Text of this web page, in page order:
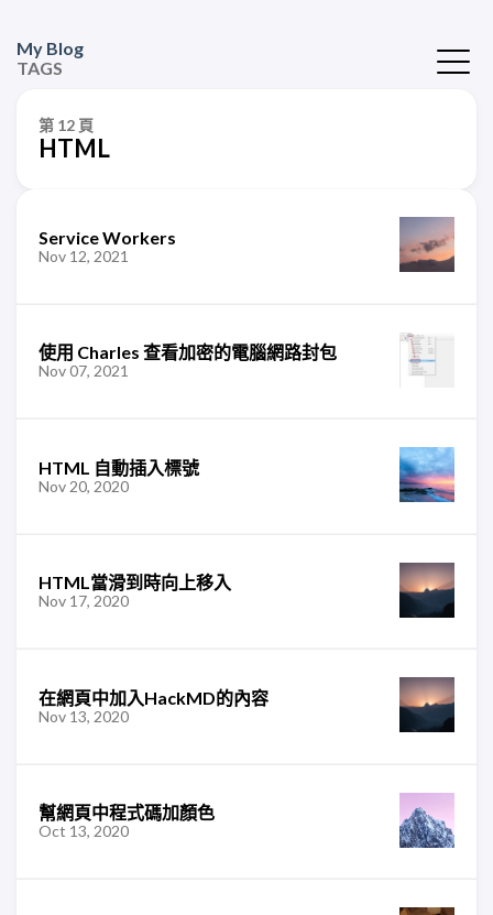
My Blog
TAGS
第 12 頁
HTML
Service Workers
Nov 12, 2021
使用 Charles 查看加密的電腦網路封包
Nov 07, 2021
HTML 自動插入標號
Nov 20, 2020
HTML當滑到時向上移入
Nov 17, 2020
在網頁中加入HackMD的內容
Nov 13, 2020
幫網頁中程式碼加顏色
Oct 13, 2020